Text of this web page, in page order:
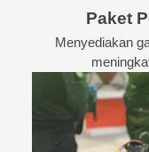
Paket
Menyediakan